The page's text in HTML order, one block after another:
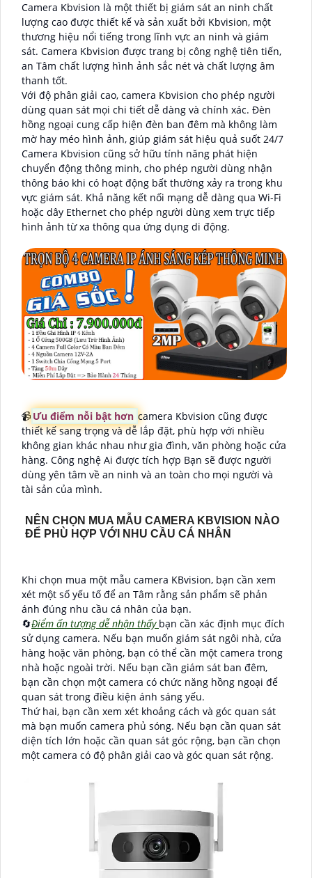
Camera Kbvision là một thiết bị giám sát an ninh chất
lượng cao được thiết kế và sản xuất bởi Kbvision, một
thương hiệu nổi tiếng trong lĩnh vực an ninh và giám
sát. Camera Kbvision được trang bị công nghệ tiên tiến,
an Tâm chất lượng hình ảnh sắc nét và chất lượng âm
thanh tốt.
Với độ phân giải cao, camera Kbvision cho phép người
dùng quan sát mọi chi tiết dễ dàng và chính xác. Đèn
hồng ngoại cung cấp hiện đèn ban đêm mà không làm
mờ hay méo hình ảnh, giúp giám sát hiệu quả suốt 24/7
Camera Kbvision cũng sở hữu tính năng phát hiện
chuyển động thông minh, cho phép người dùng nhận
thông báo khi có hoạt động bất thường xảy ra trong khu
vực giám sát. Khả năng kết nối mạng dễ dàng qua Wi-Fi
hoặc dây Ethernet cho phép người dùng xem trực tiếp
hình ảnh từ xa thông qua ứng dụng di động.
📹 Ưu điểm nỗi bật hơn camera Kbvision cũng được
thiết kế sang trọng và dễ lắp đặt, phù hợp với nhiều
không gian khác nhau như gia đình, văn phòng hoặc cửa
hàng. Công nghệ Ai được tích hợp Bạn sẽ được người
dùng yên tâm về an ninh và an toàn cho mọi người và
tài sản của mình.
NÊN CHỌN MUA MẪU CAMERA KBVISION NÀO
ĐỂ PHÙ HỢP VỚI NHU CẦU CÁ NHÂN
Khi chọn mua một mẫu camera KBvision, bạn cần xem
xét một số yếu tố để an Tâm rằng sản phẩm sẽ phản
ánh đúng nhu cầu cá nhân của bạn.
🔄Điểm ấn tượng dễ nhận thấy bạn cần xác định mục đích
sử dụng camera. Nếu bạn muốn giám sát ngôi nhà, cửa
hàng hoặc văn phòng, bạn có thể cần một camera trong
nhà hoặc ngoài trời. Nếu bạn cần giám sát ban đêm,
bạn cần chọn một camera có chức năng hồng ngoại để
quan sát trong điều kiện ánh sáng yếu.
Thứ hai, bạn cần xem xét khoảng cách và góc quan sát
mà bạn muốn camera phủ sóng. Nếu bạn cần quan sát
diện tích lớn hoặc cần quan sát góc rộng, bạn cần chọn
một camera có độ phân giải cao và góc quan sát rộng.